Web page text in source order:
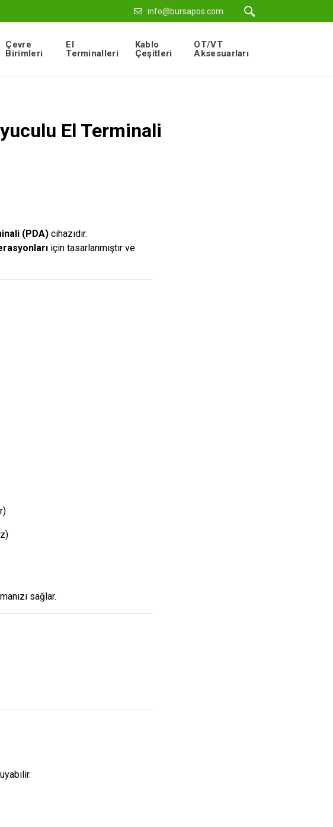
info@bursapos.com
Çevre
Birimleri
El
Terminalleri
Kablo
Çeşitleri
OT/VT
Aksesuarları
El Terminali
(PDA)cihazıdır.
için tasarlanmıştır ve
sağlar.